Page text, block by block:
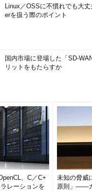
Linux／OSSに不慣れでも大
erを扱う際のポイント
国内市場に登場した「SD-
リットをもたらすか
、C／C+
レーションを
未知の脅威
原則」――